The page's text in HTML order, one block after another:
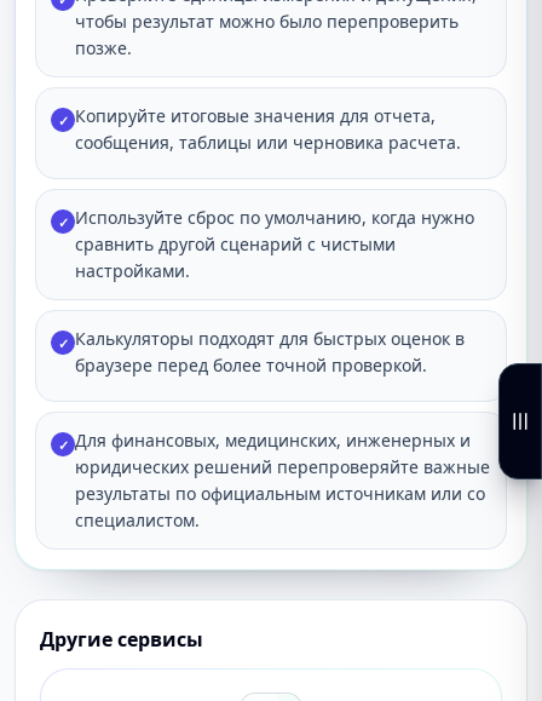
чтобы результат можно было перепроверить
позже.
✓ Копируйте итоговые значения для отчета,
сообщения, таблицы или черновика расчета.
✓ Используйте сброс по умолчанию, когда нужно
сравнить другой сценарий с чистыми
настройками.
✓ Калькуляторы подходят для быстрых оценок в
браузере перед более точной проверкой.
✓ Для финансовых, медицинских, инженерных и
юридических решений перепроверяйте важные
результаты по официальным источникам или со
специалистом.
Другие сервисы